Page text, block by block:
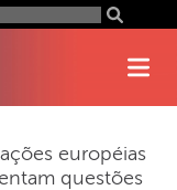
européias
questões